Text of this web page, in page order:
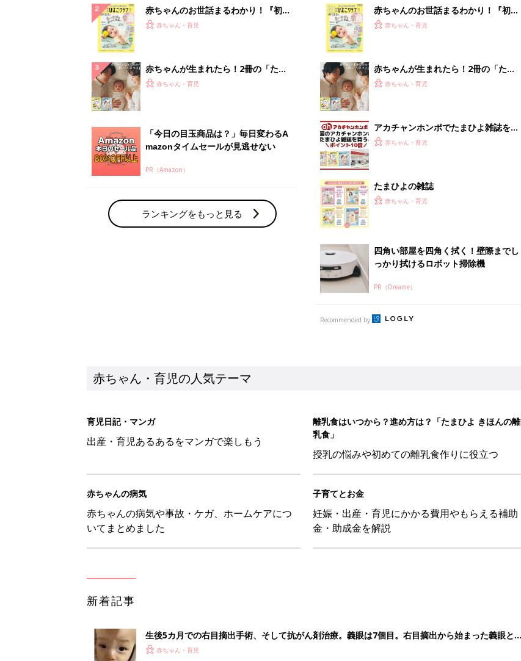
赤ちゃんのお世話まるわかり！『初め
てのひよこクラブ 夏号』〈巻頭大特
赤ちゃん・育児
赤ちゃんが生まれたら！2冊の「たま
ひよ」
赤ちゃん・育児
「今日の目玉商品は？」毎日変わるA
mazonタイムセールが見逃せない
PR（Amazon）
ランキングをもっと見る
赤ちゃんのお世話まるわかり！『初め
てのひよこクラブ 夏号』〈巻頭大特
赤ちゃん・育児
赤ちゃんが生まれたら！2冊の「たま
ひよ」
赤ちゃん・育児
アカチャンホンポでたまひよ雑誌を買
うとポイント10倍【期間限定】
赤ちゃん・育児
たまひよの雑誌
赤ちゃん・育児
四角い部屋を四角く拭く！壁際までし
っかり拭けるロボット掃除機
PR（Dreame）
Recommended by
赤ちゃん・育児の人気テーマ
育児日記・マンガ
出産・育児あるあるをマンガで楽しもう
離乳食はいつから？進め方は？「たまひよ きほんの離
乳食」
授乳の悩みや初めての離乳食作りに役立つ
赤ちゃんの病気
赤ちゃんの病気や事故・ケガ、ホームケアにつ
いてまとめました
子育てとお金
妊娠・出産・育児にかかる費用やもらえる補助
金・助成金を解説
新着記事
生後5カ月での右目摘出手術、そして抗がん剤治療。義眼は7個目。右目摘出から始まった義眼と
の生活【網膜芽細胞腫】
赤ちゃん・育児